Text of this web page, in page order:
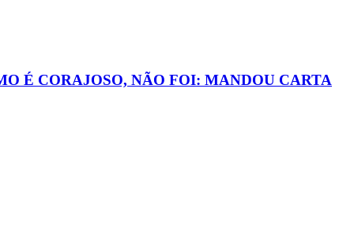
É CORAJOSO, NÃO FOI: MANDOU CARTA